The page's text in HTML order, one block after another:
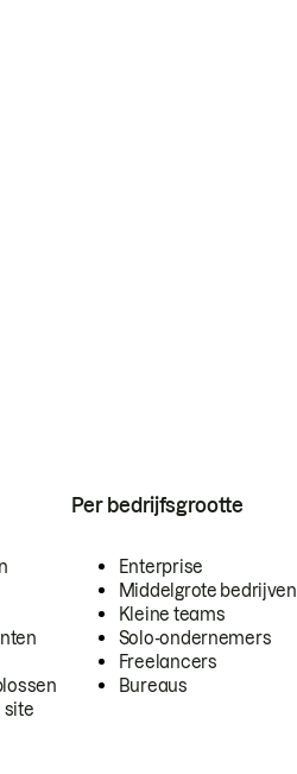
site
Per bedrijfsgrootte
Enterprise
Middelgrote bedrijven
Kleine teams
Solo-ondernemers
Freelancers
Bureaus